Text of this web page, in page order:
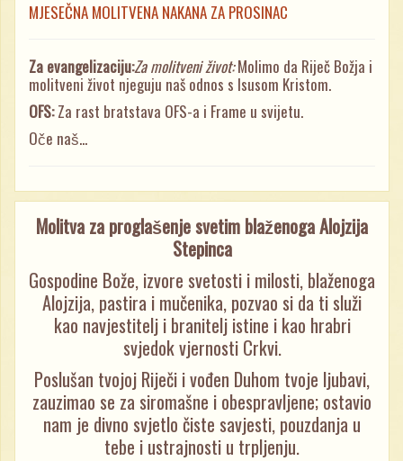
MJESEČNA MOLITVENA NAKANA ZA PROSINAC
Za evangelizaciju:Za molitveni život:Molimo da Riječ Božja i
molitveni život njeguju naš odnos s Isusom Kristom.
OFS:Za rast bratstava OFS-a i Frame u svijetu.
Oče naš...
Molitva za proglašenje svetim blaženoga Alojzija
Stepinca
Gospodine Bože, izvore svetosti i milosti, blaženoga
Alojzija, pastira i mučenika, pozvao si da ti služi
kao navjestitelj i branitelj istine i kao hrabri
svjedok vjernosti Crkvi.
Poslušan tvojoj Riječi i vođen Duhom tvoje ljubavi,
zauzimao se za siromašne i obespravljene; ostavio
nam je divno svjetlo čiste savjesti, pouzdanja u
tebe i ustrajnosti u trpljenju.